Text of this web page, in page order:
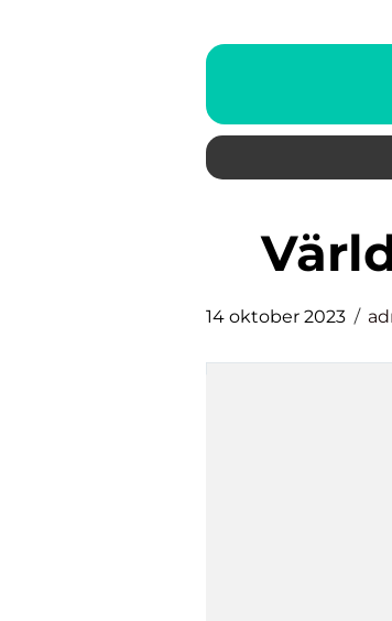
14 oktober 2023